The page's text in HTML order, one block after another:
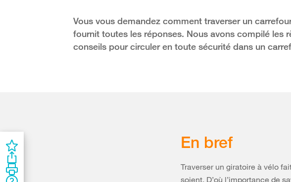
Vous vous demandez comment traverser un
fournit toutes les réponses. Nous avons compilé les
conseils pour circuler en toute sécurité dans un
En bref
Traverser un giratoire à vélo
soient. D’où l’importance de